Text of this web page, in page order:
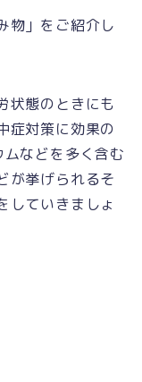
物」をご紹介し
状態のときにも
症対策に効果の
などを多く含む
が挙げられるそ
していきましょ